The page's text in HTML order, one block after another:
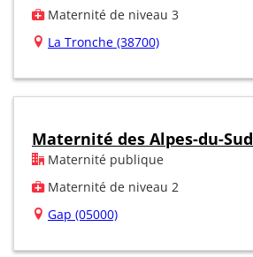
Maternité de niveau 3
La Tronche (38700)
Maternité des Alpes-du-Sud
Maternité publique
Maternité de niveau 2
Gap (05000)